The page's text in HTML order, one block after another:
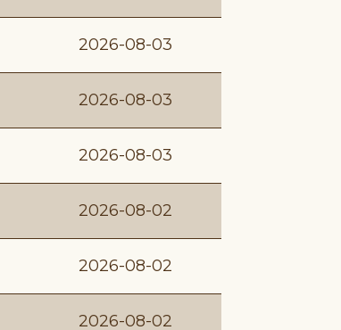
2026-08-03
2026-08-03
2026-08-03
2026-08-02
2026-08-02
2026-08-02